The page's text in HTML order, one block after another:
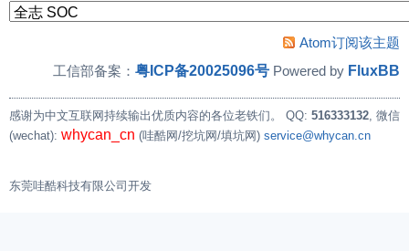
Atom订阅该主题
工信部备案： 粤ICP备20025096号 Powered by FluxBB
感谢为中文互联网持续输出优质内容的各位老铁们。 QQ: 516333132 , 微信
(wechat): whycan_cn (哇酷网/挖坑网/填坑网) service@whycan.cn
东莞哇酷科技有限公司开发